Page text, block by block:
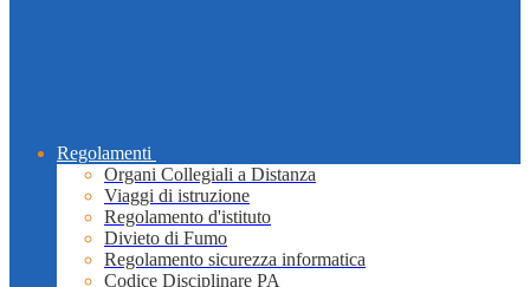
Regolamenti
Organi Collegiali a Distanza
Viaggi di istruzione
Regolamento d'istituto
Divieto di Fumo
Regolamento sicurezza informatica
Codice Disciplinare PA